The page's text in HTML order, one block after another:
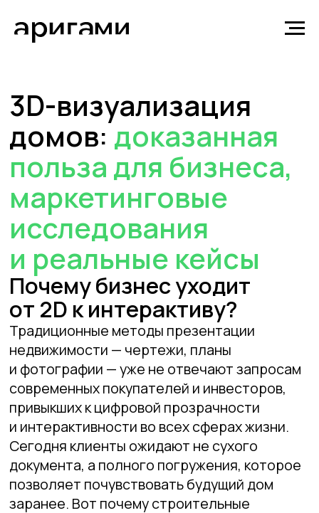
домов:доказанная
польза для бизнеса,
маркетинговые
исследования
и реальные кейсы
Почему бизнес уходит
от 2D к интерактиву?
Традиционные методы презентации
и фотографии — уже не отвечают запросам
современных покупателей и инвесторов,
привыкших к цифровой прозрачности
и интерактивности во всех сферах жизни.
Сегодня клиенты ожидают не сухого
документа, а полного погружения, которое
позволяет почувствовать будущий дом
заранее. Вот почему строительные
компании и архитектурные бюро всё чаще
делают ставку на 3D-визуализацию,
виртуальные туры и интерактивные
конфигураторы.